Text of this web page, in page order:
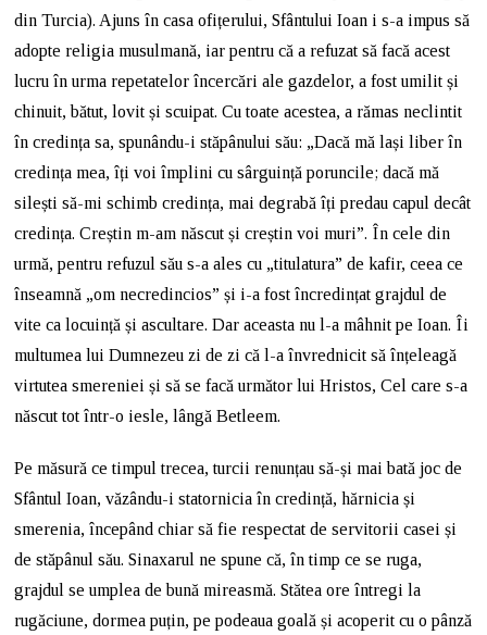
din Turcia). Ajuns în casa ofițerului, Sfântului Ioan i s-a impus să
adopte religia musulmană, iar pentru că a refuzat să facă acest
lucru în urma repetatelor încercări ale gazdelor, a fost umilit și
chinuit, bătut, lovit și scuipat. Cu toate acestea, a rămas neclintit
în credința sa, spunându-i stăpânului său: „Dacă mă lași liber în
credința mea, îți voi împlini cu sârguință poruncile; dacă mă
silești să-mi schimb credința, mai degrabă îți predau capul decât
credința. Creștin m-am născut și creștin voi muri”. În cele din
urmă, pentru refuzul său s-a ales cu „titulatura” de kafir, ceea ce
înseamnă „om necredincios” și i-a fost încredințat grajdul de
vite ca locuință și ascultare. Dar aceasta nu l-a mâhnit pe Ioan. Îi
multumea lui Dumnezeu zi de zi că l-a învrednicit să înțeleagă
virtutea smereniei și să se facă următor lui Hristos, Cel care s-a
născut tot într-o iesle, lângă Betleem.
Pe măsură ce timpul trecea, turcii renunțau să-și mai bată joc de
Sfântul Ioan, văzându-i statornicia în credință, hărnicia și
smerenia, începând chiar să fie respectat de servitorii casei și
de stăpânul său. Sinaxarul ne spune că, în timp ce se ruga,
grajdul se umplea de bună mireasmă. Stătea ore întregi la
rugăciune, dormea puțin, pe podeaua goală și acoperit cu o pânză